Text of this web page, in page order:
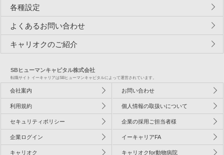
各種設定
よくあるお問い合わせ
キャリオクのご紹介
SBヒューマンキャピタル株式会社
転職サイト イーキャリアはSBヒューマンキャピタルによって運営されています。
会社案内 お問い合わせ
利用規約 個人情報の取扱いについて
セキュリティポリシー 企業の採用ご担当者様
企業ログイン イーキャリアFA
キャリオク キャリオクfor動物病院